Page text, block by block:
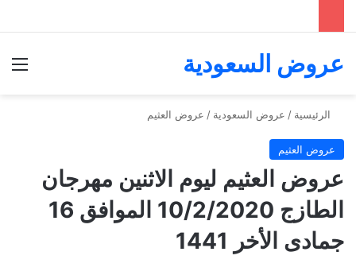
عروض السعودية
الرئيسية / عروض السعودية / عروض العثيم
عروض العثيم
عروض العثيم ليوم الاثنين مهرجان
الطازج 10/2/2020 الموافق 16
جمادى الأخر 1441